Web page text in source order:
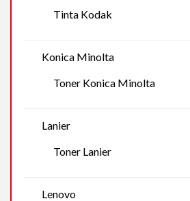
Tinta Kodak
Konica Minolta
Toner Konica Minolta
Lanier
Toner Lanier
Lenovo